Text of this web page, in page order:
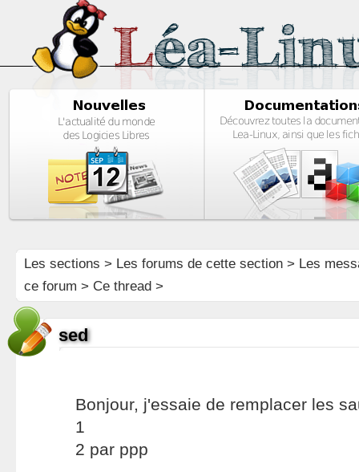
Les sections > Les forums de cette section> Les
ce forum > Ce thread >
sed
Bonjour, j'essaie de remplacer les
1
2 par ppp